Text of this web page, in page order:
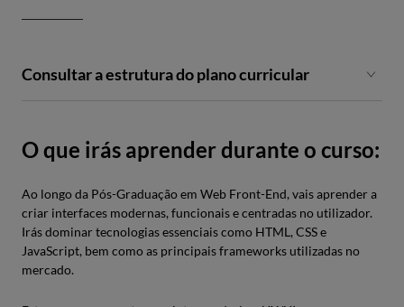
Consultar a estrutura do plano curricular
CURRICULARES
vindas e
apresentação do
curso
O que irás aprender durante o curso:
Ao longo da Pós-Graduação em Web Front-End, vais aprender a
criar interfaces modernas, funcionais e centradas no utilizador.
Irás dominar tecnologias essenciais como HTML, CSS e
JavaScript, bem como as principais frameworks utilizadas no
mercado.